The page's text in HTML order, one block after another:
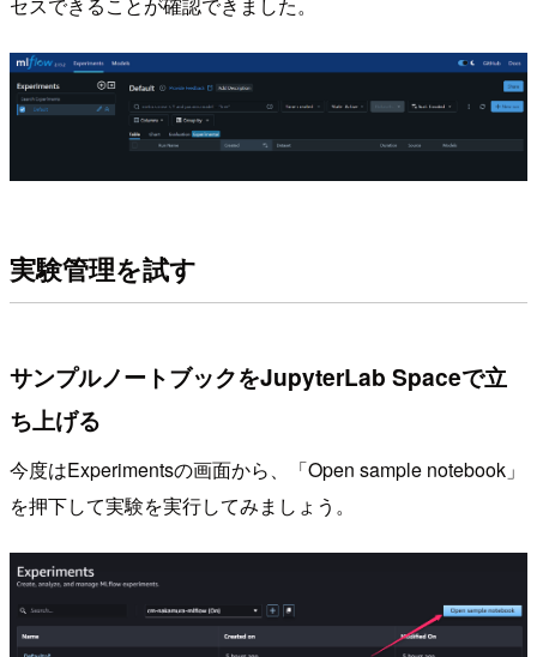
実験管理を試す
サンプルノートブックをJupyterLab Spaceで立
ち上げる
今度はExperimentsの画面から、「Open sample notebook」
を押下して実験を実行してみましょう。